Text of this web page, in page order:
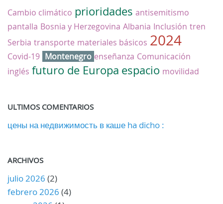
Cambio climático prioridades antisemitismo
pantalla Bosnia y Herzegovina Albania Inclusión tren
Serbia transporte materiales básicos 2024
Covid-19 Montenegro enseñanza Comunicación
inglés futuro de Europa espacio movilidad
ULTIMOS COMENTARIOS
цены на недвижимость в каше ha dicho :
ARCHIVOS
julio 2026 (2)
febrero 2026 (4)